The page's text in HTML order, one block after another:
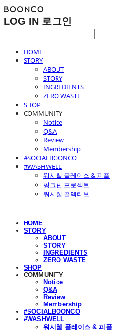
LOG IN 로그인
HOME
STORY
ABOUT
STORY
INGREDIENTS
ZERO WASTE
SHOP
COMMUNITY
Notice
Q&A
Review
Membership
#SOCIALBOONCO
#WASHWELL
워시웰 플레이스 & 피플
핑크핀 프로젝트
워시웰 콜렉티브
HOME
STORY
ABOUT
STORY
INGREDIENTS
ZERO WASTE
SHOP
COMMUNITY
Notice
Q&A
Review
Membership
#SOCIALBOONCO
#WASHWELL
워시웰 플레이스 & 피플